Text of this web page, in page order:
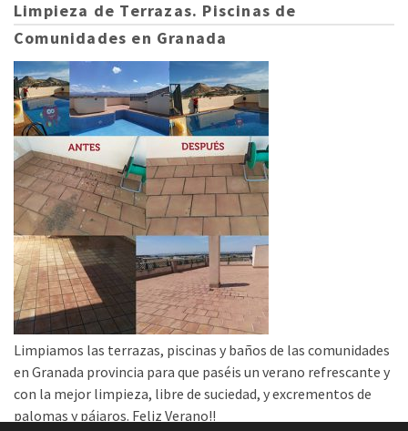
Limpieza de Terrazas. Piscinas de
Comunidades en Granada
Limpiamos las terrazas, piscinas y baños de las comunidades
en Granada provincia para que paséis un verano refrescante y
con la mejor limpieza, libre de suciedad, y excrementos de
palomas y pájaros. Feliz Verano!!